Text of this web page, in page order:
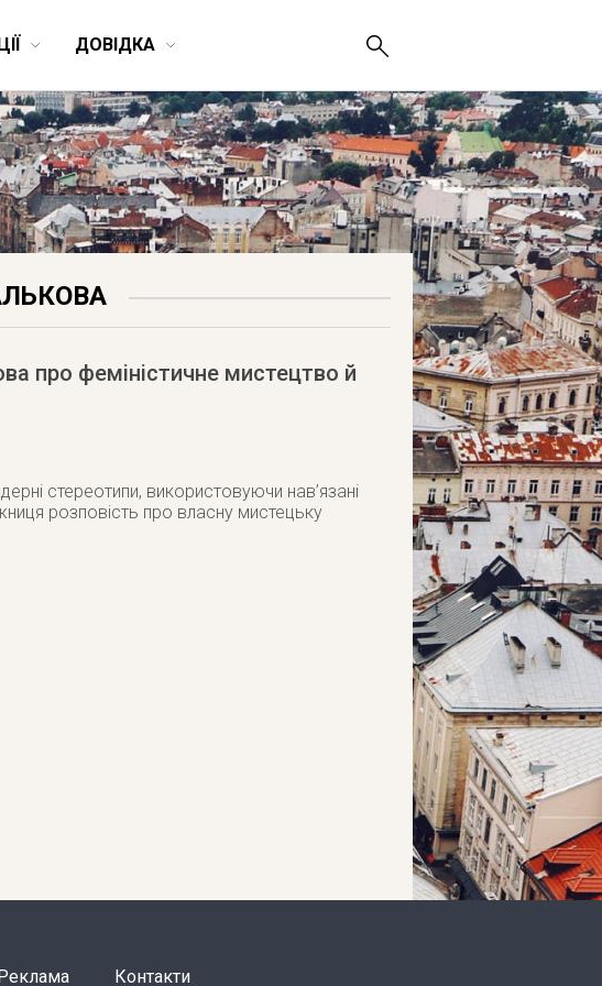
ДОВІДКА
про феміністичне мистецтво й
стереотипи, використовуючи нав’язані
розповість про власну мистецьку
Контакти